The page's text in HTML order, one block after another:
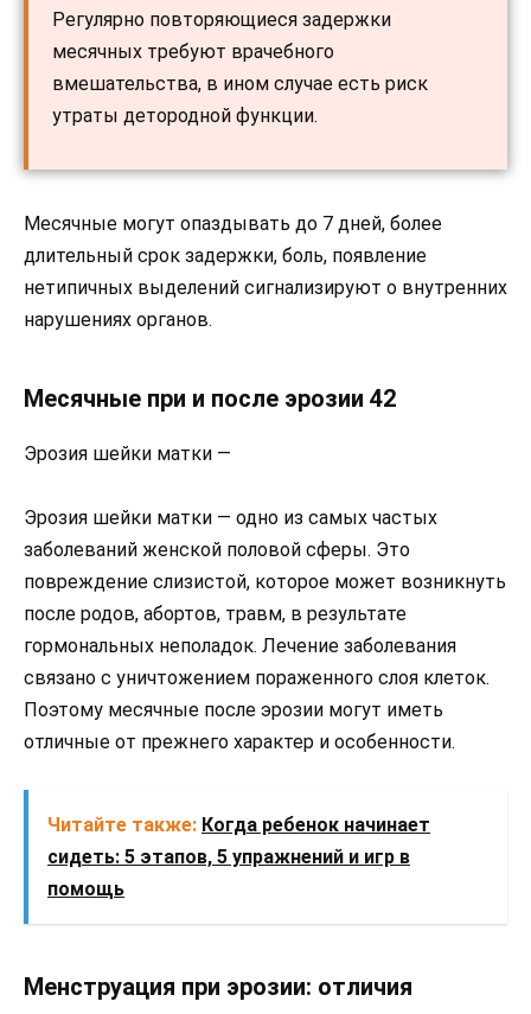
Регулярно повторяющиеся задержки
месячных требуют врачебного
вмешательства, в ином случае есть риск
утраты детородной функции.
Месячные могут опаздывать до 7 дней, более
длительный срок задержки, боль, появление
нетипичных выделений сигнализируют о внутренних
нарушениях органов.
Месячные при и после эрозии 42
Эрозия шейки матки —
Эрозия шейки матки — одно из самых частых
заболеваний женской половой сферы. Это
повреждение слизистой, которое может возникнуть
после родов, абортов, травм, в результате
гормональных неполадок. Лечение заболевания
связано с уничтожением пораженного слоя клеток.
Поэтому месячные после эрозии могут иметь
отличные от прежнего характер и особенности.
Читайте также: Когда ребенок начинает
сидеть: 5 этапов, 5 упражнений и игр в
помощь
Менструация при эрозии: отличия